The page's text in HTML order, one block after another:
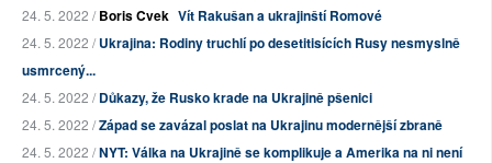
24. 5. 2022 /Boris Cvek Vít Rakušan a ukrajinští Romové
24. 5. 2022 /Ukrajina: Rodiny truchlí po desetitisících Rusy nesmyslně
usmrcený...
24. 5. 2022 /Důkazy, že Rusko krade na Ukrajině pšenici
24. 5. 2022 /Západ se zavázal poslat na Ukrajinu modernější zbraně
24. 5. 2022 /NYT: Válka na Ukrajině se komplikuje a Amerika na ni není